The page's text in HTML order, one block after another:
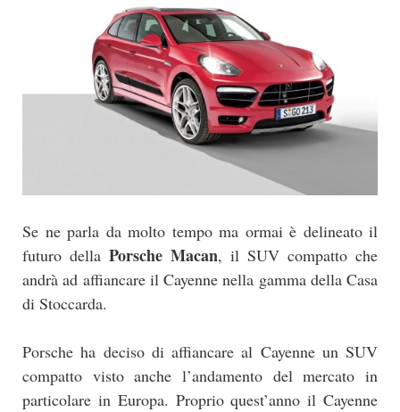
Se ne parla da molto tempo ma ormai è delineato il
futuro della Porsche Macan, il SUV compatto che
andrà ad affiancare il Cayenne nella gamma della Casa
di Stoccarda.
Porsche ha deciso di affiancare al Cayenne un SUV
compatto visto anche l’andamento del mercato in
particolare in Europa. Proprio quest’anno il Cayenne